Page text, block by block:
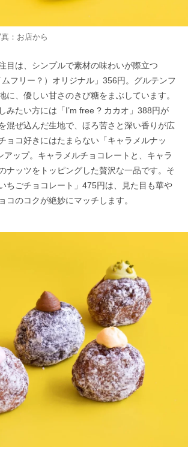
：お店から
目は、シンプルで素材の味わいが際立つ
ムフリー？）オリジナル」356円。グルテンフ
に、優しい甘さのきび糖をまぶしています。
みたい方には「I’m free ? カカオ」388円が
混ぜ込んだ生地で、ほろ苦さと深い香りが広
ョコ好きにはたまらない「キャラメルナッ
アップ。キャラメルチョコレートと、キャラ
ナッツをトッピングした贅沢な一品です。そ
ちごチョコレート」475円は、見た目も華や
コのコクが絶妙にマッチします。